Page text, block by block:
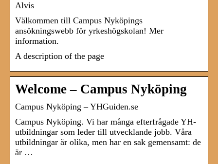
Alvis
Välkommen till Campus Nyköpings
ansökningswebb för yrkeshögskolan! Mer
information.
A description of the page
Welcome – Campus Nyköping
Campus Nyköping – YHGuiden.se
Campus Nyköping. Vi har många efterfrågade YH-
utbildningar som leder till utvecklande jobb. Våra
utbildningar är olika, men har en sak gemensamt: de
är …